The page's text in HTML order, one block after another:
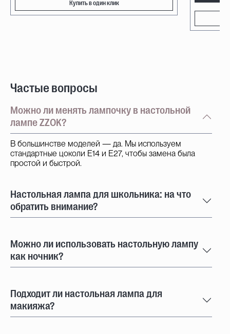
Купить в один клик
Частые вопросы
Можно ли менять лампочку в настольной
лампе ZZOK?
В большинстве моделей — да. Мы используем
стандартные цоколи E14 и E27, чтобы замена была
простой и быстрой.
Настольная лампа для школьника: на что
обратить внимание?
Можно ли использовать настольную лампу
как ночник?
Подходит ли настольная лампа для
макияжа?